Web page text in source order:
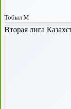
Тобыл М
Вторая лига